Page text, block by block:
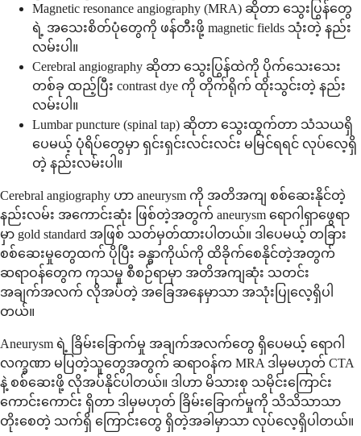
Magnetic resonance angiography (MRA) ဆိုတာ သွေးပြွန်တွေ
ရဲ့ အသေးစိတ်ပုံတွေကို ဖန်တီးဖို့ magnetic fields သုံးတဲ့ နည်း
လမ်းပါ။
Cerebral angiography ဆိုတာ သွေးပြွန်ထဲကို ပိုက်သေးသေး
တစ်ခု ထည့်ပြီး contrast dye ကို တိုက်ရိုက် ထိုးသွင်းတဲ့ နည်း
လမ်းပါ။
Lumbar puncture (spinal tap) ဆိုတာ သွေးထွက်တာ သံသယရှိ
ပေမယ့် ပုံရိပ်တွေမှာ ရှင်းရှင်းလင်းလင်း မမြင်ရရင် လုပ်လေ့ရှိ
တဲ့ နည်းလမ်းပါ။
Cerebral angiography ဟာ aneurysm ကို အတိအကျ စစ်ဆေးနိုင်တဲ့
နည်းလမ်း အကောင်းဆုံး ဖြစ်တဲ့အတွက် aneurysm ရောဂါရှာဖွေရာ
မှာ gold standard အဖြစ် သတ်မှတ်ထားပါတယ်။ ဒါပေမယ့် တခြား
စစ်ဆေးမှုတွေထက် ပိုပြီး ခန္ဓာကိုယ်ကို ထိခိုက်စေနိုင်တဲ့အတွက်
ဆရာဝန်တွေက ကုသမှု စီစဉ်ရာမှာ အတိအကျဆုံး သတင်း
အချက်အလက် လိုအပ်တဲ့ အခြေအနေမှာသာ အသုံးပြုလေ့ရှိပါ
တယ်။
Aneurysm ရဲ့ ခြိမ်းခြောက်မှု အချက်အလက်တွေ ရှိပေမယ့် ရောဂါ
လက္ခဏာ မပြတဲ့သူတွေအတွက် ဆရာဝန်က MRA ဒါမှမဟုတ် CTA
နဲ့ စစ်ဆေးဖို့ လိုအပ်နိုင်ပါတယ်။ ဒါဟာ မိသားစု သမိုင်းကြောင်း
ကောင်းကောင်း ရှိတာ ဒါမှမဟုတ် ခြိမ်းခြောက်မှုကို သိသိသာသာ
တိုးစေတဲ့ သက်ရှိ ကြောင်းတွေ ရှိတဲ့အခါမှာသာ လုပ်လေ့ရှိပါတယ်။